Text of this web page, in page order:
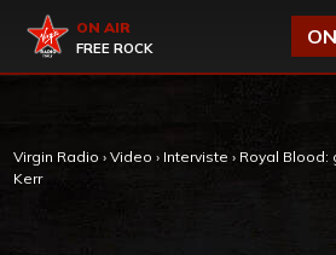
Virgin Radio
ON AIR
FREE ROCK
Virgin Radio › Video › Interviste › Royal Blood:
Kerr